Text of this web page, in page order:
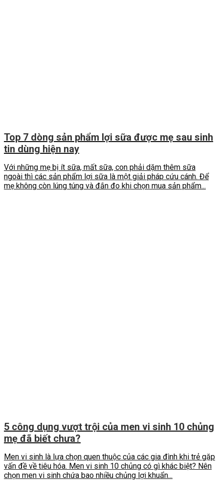
Top 7 dòng sản phẩm lợi sữa được mẹ sau sinh
tin dùng hiện nay
Với những mẹ bị ít sữa, mất sữa, con phải dặm thêm sữa
ngoài thì các sản phẩm lợi sữa là một giải pháp cứu cánh. Để
mẹ không còn lúng túng và đắn đo khi chọn mua sản phẩm...
5 công dụng vượt trội của men vi sinh 10 chủng
mẹ đã biết chưa?
Men vi sinh là lựa chọn quen thuộc của các gia đình khi trẻ gặp
vấn đề về tiêu hóa. Men vi sinh 10 chủng có gì khác biệt? Nên
chọn men vi sinh chứa bao nhiều chủng lợi khuẩn...